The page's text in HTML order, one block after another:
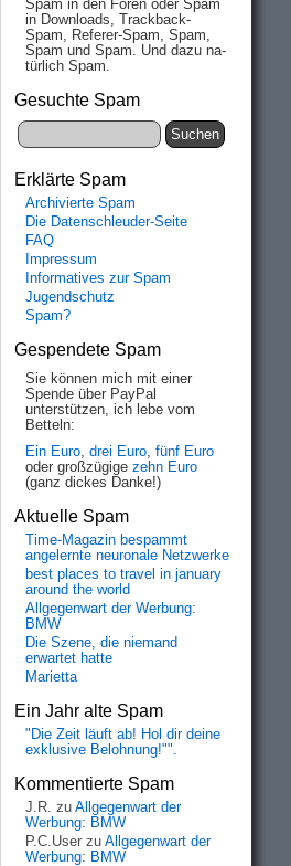
Spam in den Fo­ren oder Spam
in Down­loads, Track­back-
Spam, Re­fe­rer-Spam, Spam,
Spam und Spam. Und da­zu na­
tür­lich Spam.
Gesuchte Spam
Erklärte Spam
Archivierte Spam
Die Datenschleuder-Seite
FAQ
Impressum
Informatives zur Spam
Jugendschutz
Spam?
Gespendete Spam
Sie können mich mit einer
Spende über PayPal
unterstützen, ich lebe vom
Betteln:
Ein Euro, drei Euro, fünf Euro
oder großzügige zehn Euro
(ganz dickes Danke!)
Aktuelle Spam
Time-Magazin bespammt
angelernte neuronale Netzwerke
best places to travel in january
around the world
Allgegenwart der Werbung:
BMW
Die Szene, die niemand
erwartet hatte
Marietta
Ein Jahr alte Spam
"Die Zeit läuft ab! Hol dir deine
exklusive Belohnung!"".
Kommentierte Spam
J.R. zu Allgegenwart der
Werbung: BMW
P.C.User zu Allgegenwart der
Werbung: BMW